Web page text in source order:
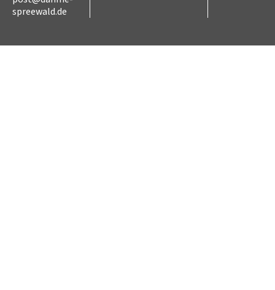
spreewald.de